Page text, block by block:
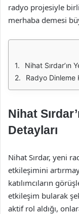
radyo projesiyle
merhaba demesi
Nihat Sırdar’ın
Radyo Dinleme
Nihat
Detayları
Nihat Sırdar, yeni
etkileşimini
katılımcıların
etkileşim bularak
aktif rol aldığı,